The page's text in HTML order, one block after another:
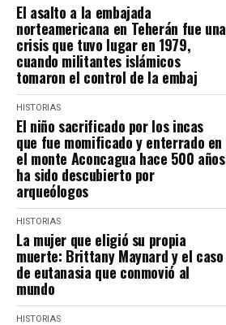
El asalto a la embajada
norteamericana en Teherán fue una
crisis que tuvo lugar en 1979,
cuando militantes islámicos
tomaron el control de la embaj
HISTORIAS
El niño sacrificado por los incas
que fue momificado y enterrado en
el monte Aconcagua hace 500 años
ha sido descubierto por
arqueólogos
HISTORIAS
La mujer que eligió su propia
muerte: Brittany Maynard y el caso
de eutanasia que conmovió al
mundo
HISTORIAS